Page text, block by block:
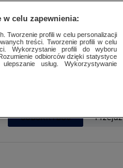
SUBSKRYBUJ
w celu zapewnienia:
Tworzenie profili w celu personalizacji
treści. Tworzenie profili w celu
Wykorzystanie profili do wyboru
odbiorców dzięki statystyce
usług. Wykorzystywanie